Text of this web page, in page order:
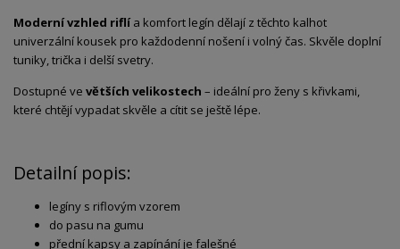
Moderní vzhled riflía komfort legín dělají z těchto kalhot
univerzální kousek pro každodenní nošení i volný čas. Skvěle doplní
tuniky, trička i delší svetry.
Dostupné ve větších velikostech – ideální pro ženy s křivkami,
které chtějí vypadat skvěle a cítit se ještě lépe.
Detailní popis:
legíny s riflovým vzorem
do pasu na gumu
přední kapsy a zapínání je falešné